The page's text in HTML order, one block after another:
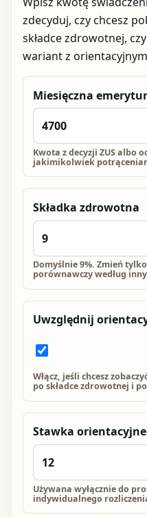
zdecyduj, czy chcesz
składce zdrowotnej,
wariant z orientacyjnym
Miesięczna
Kwota z decyzji ZUS albo
jakimikolwiek
Składka zdrowotna
Domyślnie 9%. Zmień
porównawczy według
Uwzględnij
Włącz, jeśli chcesz
po składce zdrowotnej i
Stawka
Używana wyłącznie do
indywidualnego